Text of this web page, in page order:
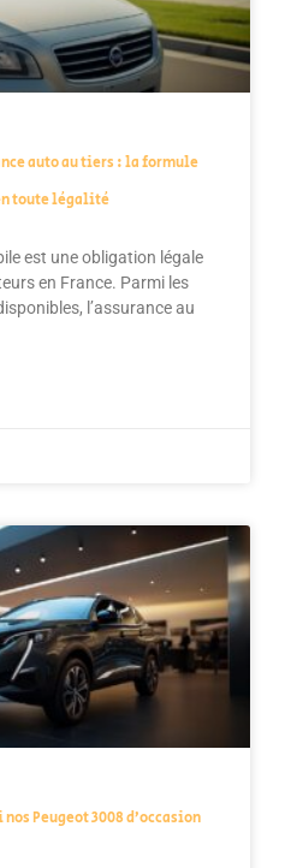
auto au tiers : la formule
toute légalité
est une obligation légale
en France. Parmi les
l’assurance au
Peugeot 3008 d’occasion